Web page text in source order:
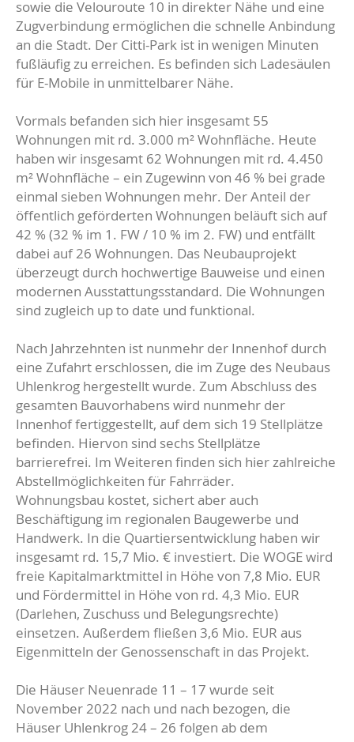
sowie die Velouroute 10 in direkter Nähe und eine
Zugverbindung ermöglichen die schnelle Anbindung
an die Stadt. Der Citti-Park ist in wenigen Minuten
fußläufig zu erreichen. Es befinden sich Ladesäulen
für E-Mobile in unmittelbarer Nähe.
Vormals befanden sich hier insgesamt 55
Wohnungen mit rd. 3.000 m² Wohnfläche. Heute
haben wir insgesamt 62 Wohnungen mit rd. 4.450
m² Wohnfläche – ein Zugewinn von 46 % bei grade
einmal sieben Wohnungen mehr. Der Anteil der
öffentlich geförderten Wohnungen beläuft sich auf
42 % (32 % im 1. FW / 10 % im 2. FW) und entfällt
dabei auf 26 Wohnungen. Das Neubauprojekt
überzeugt durch hochwertige Bauweise und einen
modernen Ausstattungsstandard. Die Wohnungen
sind zugleich up to date und funktional.
Nach Jahrzehnten ist nunmehr der Innenhof durch
eine Zufahrt erschlossen, die im Zuge des Neubaus
Uhlenkrog hergestellt wurde. Zum Abschluss des
gesamten Bauvorhabens wird nunmehr der
Innenhof fertiggestellt, auf dem sich 19 Stellplätze
befinden. Hiervon sind sechs Stellplätze
barrierefrei. Im Weiteren finden sich hier zahlreiche
Abstellmöglichkeiten für Fahrräder.
Wohnungsbau kostet, sichert aber auch
Beschäftigung im regionalen Baugewerbe und
Handwerk. In die Quartiersentwicklung haben wir
insgesamt rd. 15,7 Mio. € investiert. Die WOGE wird
freie Kapitalmarktmittel in Höhe von 7,8 Mio. EUR
und Fördermittel in Höhe von rd. 4,3 Mio. EUR
(Darlehen, Zuschuss und Belegungsrechte)
einsetzen. Außerdem fließen 3,6 Mio. EUR aus
Eigenmitteln der Genossenschaft in das Projekt.
Die Häuser Neuenrade 11 – 17 wurde seit
November 2022 nach und nach bezogen, die
Häuser Uhlenkrog 24 – 26 folgen ab dem